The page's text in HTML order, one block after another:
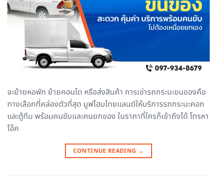
จะย้ายหอพัก ย้ายคอนโด หรือส่งสินค้า การเช่ารถกระบะขนของคือ
ทางเลือกที่คล่องตัวที่สุด มูฟโฮมไทยแลนด์ให้บริการรถกระบะคอก
และตู้ทึบ พร้อมคนขับและคนยกของ ในราคาที่ใครก็เข้าถึงได้ โทรหา
โอ๊ค
CONTINUE READING →